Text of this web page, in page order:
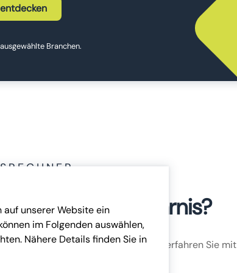
Branchen.
LENA Ersparnis?
Kopfzerbrechen – wie viel genau, erfahren Sie mit
auf unserer Website ein
im Folgenden auswählen,
Nähere Details finden Sie in